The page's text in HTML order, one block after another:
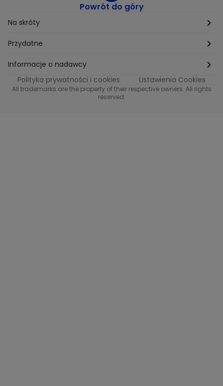
Powrót do góry
Na skróty
Etyka
Supplier Diversity
Polityka podatkowa
Przydatne
Biuro Prasowe
Biuro Reklamy
Informacje o nadawcy
Informacje o nadawcy programu METRO
Polityka prywatności i cookies Ustawienia Cookies
All trademarks are the property of their respective owners. All rights
reserved.